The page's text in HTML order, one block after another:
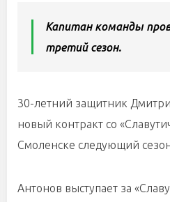
Капитан команды
третий сезон.
30-летний защитник
новый контракт со
Смоленске следующий
Антонов выступает за